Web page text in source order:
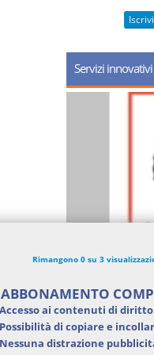
Servizi innovativi
Rimangono 0 su 3
Accesso ai contenuti di diritto
Possibilità di copiare e
Nessuna distrazione